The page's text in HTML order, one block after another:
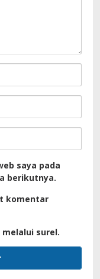
saya pada
berikutnya.
komentar
surel.